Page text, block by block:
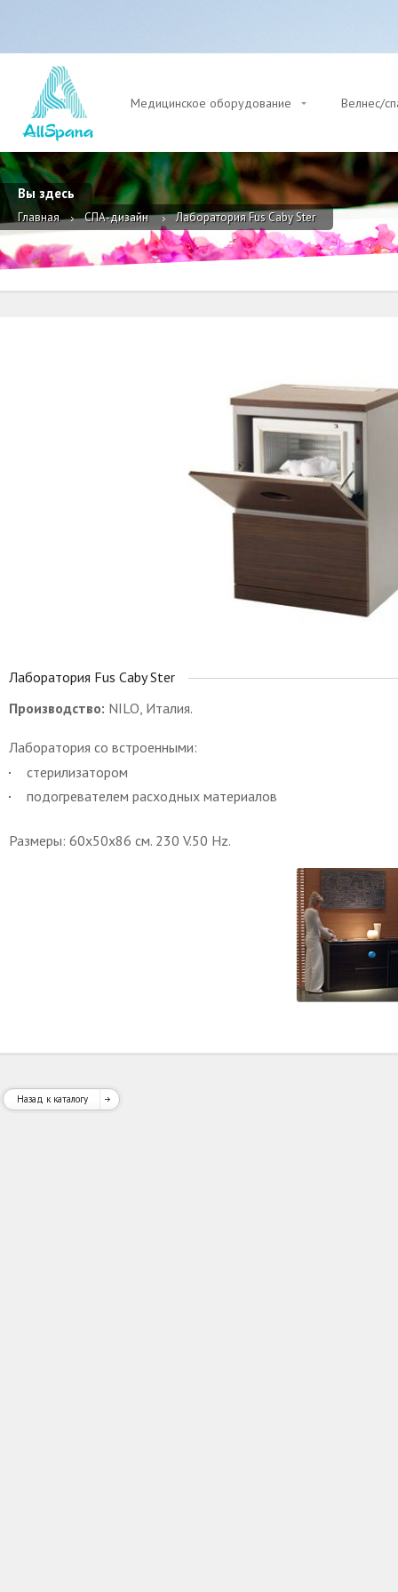
Медицинское оборудование Велнес/
Вы здесь
Главная СПА-дизайн Лаборатория Fus Caby Ster
Лаборатория Fus Caby Ster
Производство: NILO, Италия.
Лаборатория со встроенными:
стерилизатором
подогревателем расходных материалов
Размеры: 60х50х86 см. 230 V.50 Hz.
Назад к каталогу